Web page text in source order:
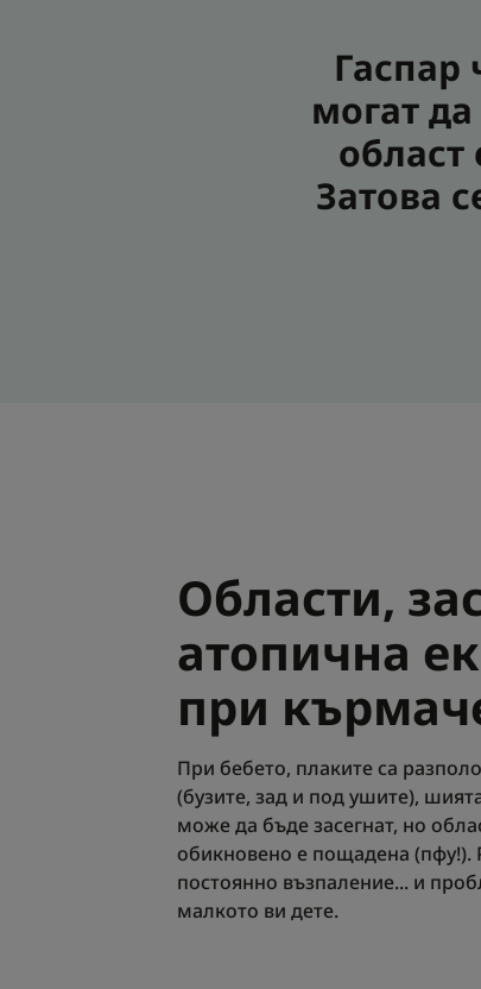
Гаспар
могат
Затова
Области,
атопична
при
При бебето, плаките са
(бузите, зад и под ушите),
може да бъде засегнат, но
обикновено е пощадена (пфу!).
постоянно възпаление... и
малкото ви дете.